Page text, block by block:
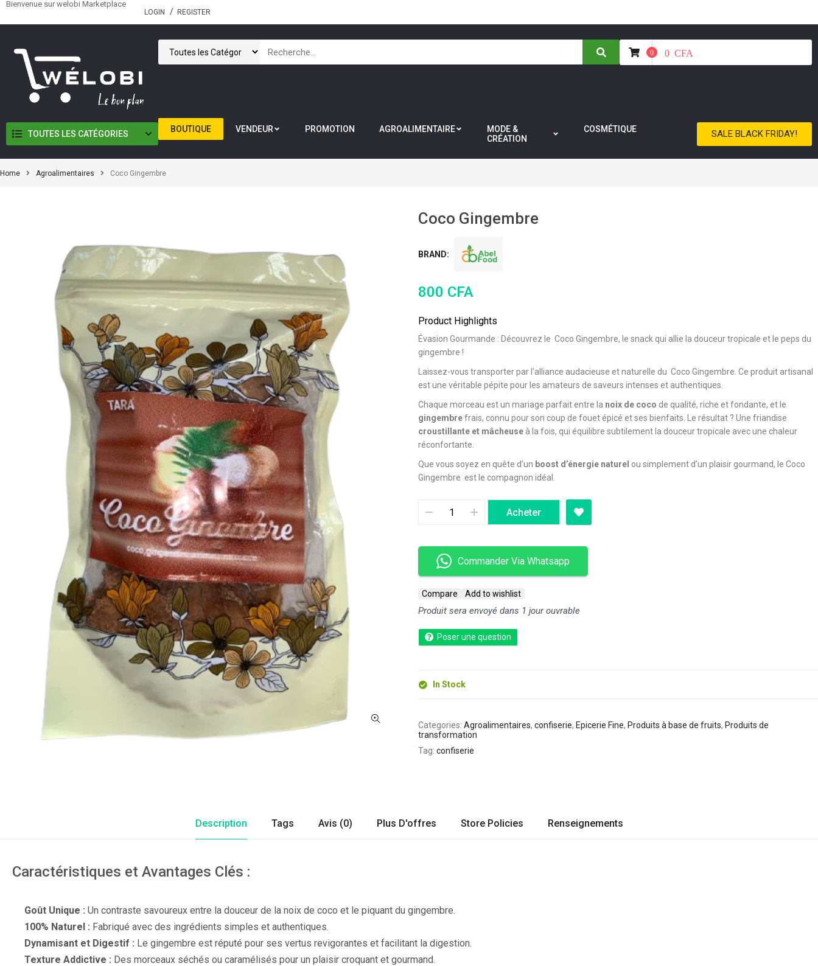
Bienvenue sur welobi Marketplace
LOGIN REGISTER
0 0CFA
TOUTES LES CATÉGORIES BOUTIQUE VENDEUR PROMOTION AGROALIMENTAIRE
MODE &
CRÉATION
COSMÉTIQUE SALE BLACK FRIDAY!
Home Agroalimentaires Coco Gingembre
Coco Gingembre
BRAND:
800 CFA
Product Highlights
Évasion Gourmande : Découvrez le Coco Gingembre, le snack qui allie la douceur tropicale et le peps du
gingembre !
Laissez-vous transporter par l’alliance audacieuse et naturelle du Coco Gingembre. Ce produit artisanal
est une véritable pépite pour les amateurs de saveurs intenses et authentiques.
Chaque morceau est un mariage parfait entre la noix de coco de qualité, riche et fondante, et le
gingembrefrais, connu pour son coup de fouet épicé et ses bienfaits. Le résultat ? Une friandise
croustillante et mâcheuse à la fois, qui équilibre subtilement la douceur tropicale avec une chaleur
réconfortante.
Que vous soyez en quête d’un boost d’énergie naturel ou simplement d’un plaisir gourmand, le Coco
Gingembre est le compagnon idéal.
Acheter
Commander Via Whatsapp
Compare Add to wishlist
Produit sera envoyé dans 1 jour ouvrable
Poser une question
In Stock
Categories: Agroalimentaires, confiserie, Epicerie Fine, Produits à base de fruits, Produits de
transformation
Tag: confiserie
Description Tags Avis (0) Plus D'offres Store Policies Renseignements
Caractéristiques et Avantages Clés :
Goût Unique : Un contraste savoureux entre la douceur de la noix de coco et le piquant du gingembre.
100% Naturel : Fabriqué avec des ingrédients simples et authentiques.
Dynamisant et Digestif : Le gingembre est réputé pour ses vertus revigorantes et facilitant la digestion.
Texture Addictive : Des morceaux séchés ou caramélisés pour un plaisir croquant et gourmand.